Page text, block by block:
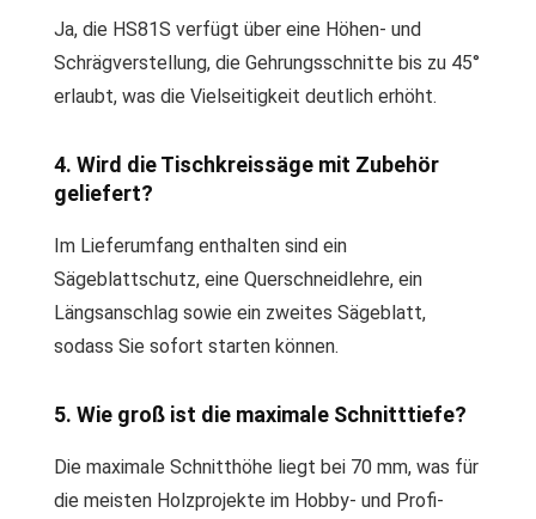
Ja, die HS81S verfügt über eine Höhen- und
Schrägverstellung, die Gehrungsschnitte bis zu 45°
erlaubt, was die Vielseitigkeit deutlich erhöht.
4. Wird die Tischkreissäge mit Zubehör
geliefert?
Im Lieferumfang enthalten sind ein
Sägeblattschutz, eine Querschneidlehre, ein
Längsanschlag sowie ein zweites Sägeblatt,
sodass Sie sofort starten können.
5. Wie groß ist die maximale Schnitttiefe?
Die maximale Schnitthöhe liegt bei 70 mm, was für
die meisten Holzprojekte im Hobby- und Profi-